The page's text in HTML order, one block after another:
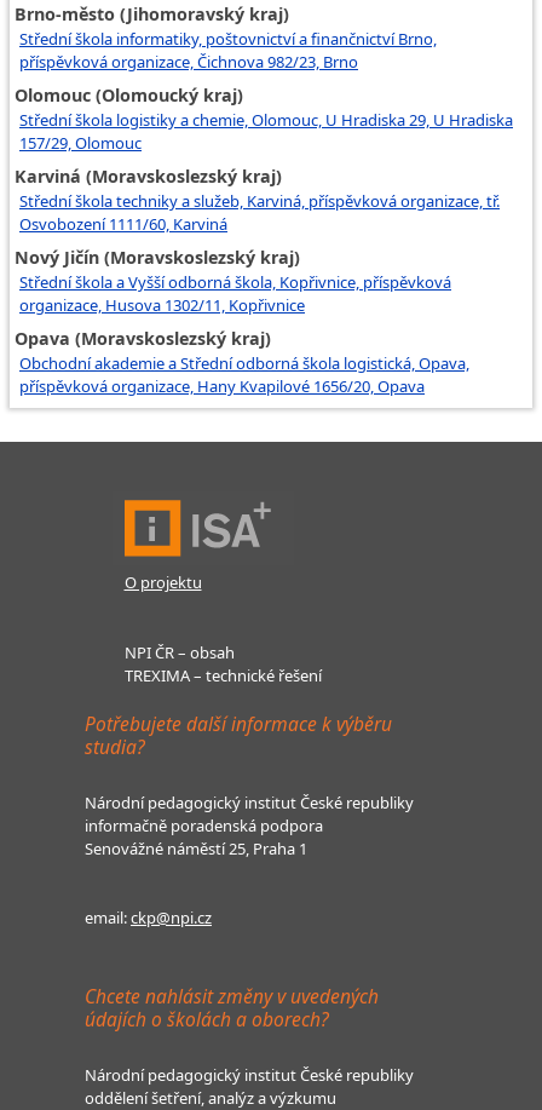
Brno-město (Jihomoravský kraj)
Střední škola informatiky, poštovnictví a finančnictví Brno,
příspěvková organizace, Čichnova 982/23, Brno
Olomouc (Olomoucký kraj)
Střední škola logistiky a chemie, Olomouc, U Hradiska 29, U Hradiska
157/29, Olomouc
Karviná (Moravskoslezský kraj)
Střední škola techniky a služeb, Karviná, příspěvková organizace, tř.
Osvobození 1111/60, Karviná
Nový Jičín (Moravskoslezský kraj)
Střední škola a Vyšší odborná škola, Kopřivnice, příspěvková
organizace, Husova 1302/11, Kopřivnice
Opava (Moravskoslezský kraj)
Obchodní akademie a Střední odborná škola logistická, Opava,
příspěvková organizace, Hany Kvapilové 1656/20, Opava
O projektu
NPI ČR – obsah
TREXIMA – technické řešení
Potřebujete další informace k výběru
studia?
Národní pedagogický institut České republiky
informačně poradenská podpora
Senovážné náměstí 25, Praha 1
email:ckp@npi.cz
Chcete nahlásit změny v uvedených
údajích o školách a oborech?
Národní pedagogický institut České republiky
oddělení šetření, analýz a výzkumu